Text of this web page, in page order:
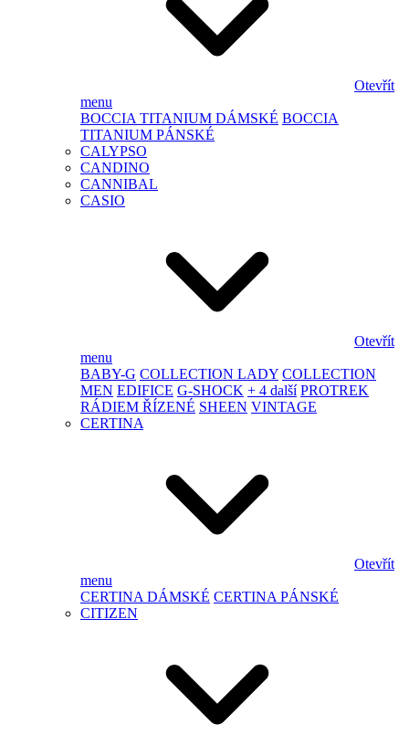
Otevřít
menu
BOCCIA TITANIUM DÁMSKÉ BOCCIA
TITANIUM PÁNSKÉ
CALYPSO
CANDINO
CANNIBAL
CASIO
Otevřít
menu
BABY-G COLLECTION LADY COLLECTION
MEN EDIFICE G-SHOCK + 4 další PROTREK
RÁDIEM ŘÍZENÉ SHEEN VINTAGE
CERTINA
Otevřít
menu
CERTINA DÁMSKÉ CERTINA PÁNSKÉ
CITIZEN